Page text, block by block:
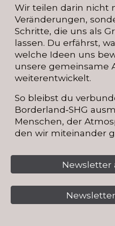
Wir teilen darin nicht
Veränderungen,
Schritte, die uns als
lassen. Du erfährst,
welche Ideen uns
unsere gemeinsame
weiterentwickelt.
So bleibst du
Borderland‑SHG
Menschen, der
den wir miteinander
Newsletter